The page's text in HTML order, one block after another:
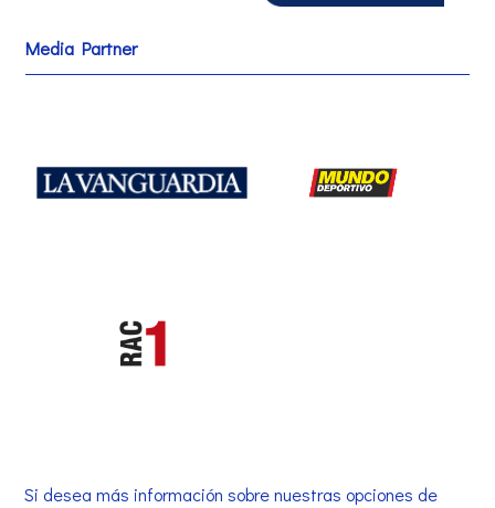
Media Partner
Si desea más información sobre nuestras opciones de